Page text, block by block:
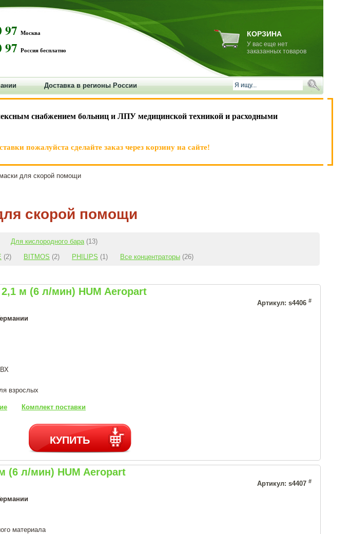
97 Москва
97 Россия бесплатно
КОРЗИНА
У вас еще нет
заказанных товаров
Доставка в регионы России
снабжением больниц и ЛПУ медицинской техникой и расходными
пожалуйста сделайте заказ через корзину на сайте!
для скорой помощи
скорой помощи
Для кислородного бара (13)
(2) BITMOS (2) PHILIPS (1) Все концентраторы (26)
м (6 л/мин) HUM Aeropart
Артикул: s4406 #
взрослых
Комплект поставки
КУПИТЬ
(6 л/мин) HUM Aeropart
Артикул: s4407 #
материала